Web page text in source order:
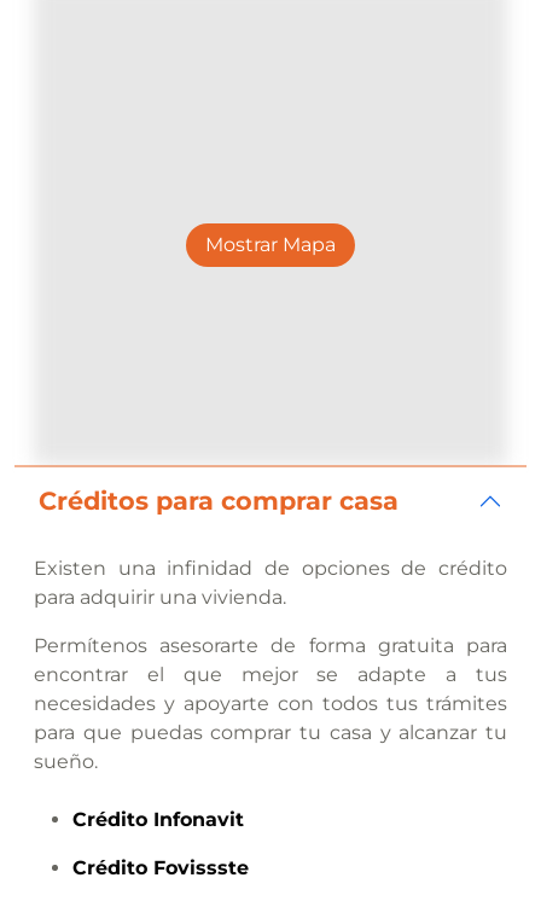
Mostrar Mapa
Créditos para comprar casa
Existen una infinidad de opciones de crédito
para adquirir una vivienda.
Permítenos asesorarte de forma gratuita para
encontrar el que mejor se adapte a tus
necesidades y apoyarte con todos tus trámites
para que puedas comprar tu casa y alcanzar tu
sueño.
Crédito Infonavit
Crédito Fovissste